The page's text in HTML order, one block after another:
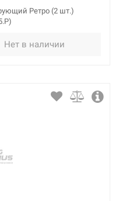
Ретро (2 шт.)
Нет в наличии